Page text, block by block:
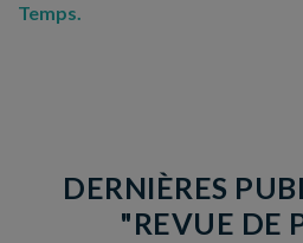
Temps.
DERNIÈRES
"REVUE DE